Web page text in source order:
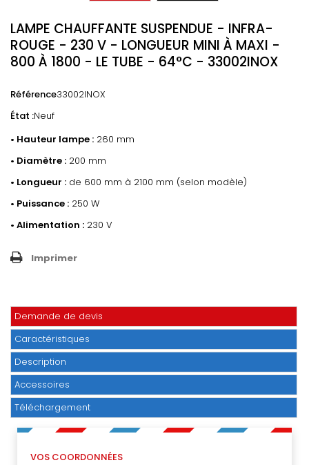
LAMPE CHAUFFANTE SUSPENDUE - INFRA-
ROUGE - 230 V - LONGUEUR MINI À MAXI -
800 À 1800 - LE TUBE - 64°C - 33002INOX
Référence33002INOX
État :Neuf
• Hauteur lampe : 260 mm
• Diamètre : 200 mm
• Longueur : de 600 mm à 2100 mm (selon modèle)
• Puissance : 250 W
• Alimentation : 230 V
Imprimer
Demande de devis
Caractéristiques
Description
Accessoires
Téléchargement
VOS COORDONNÉES